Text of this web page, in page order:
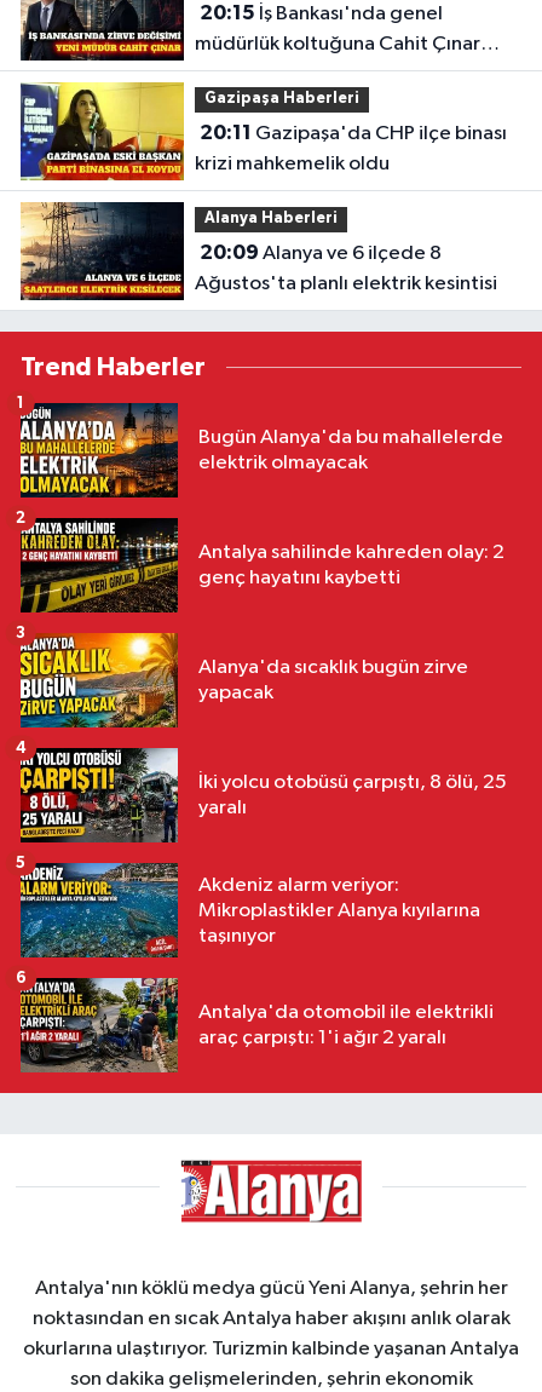
20:15
müdürlük koltuğuna Cahit Çınar
geçiyor
Gazipaşa Haberleri
20:11
krizi mahkemelik oldu
Alanya Haberleri
20:09
Ağustos'ta planlı elektrik kesintisi
Trend Haberler
Bugün Alanya'da bu mahallelerde
elektrik olmayacak
1
Antalya sahilinde kahreden olay: 2
genç hayatını kaybetti
2
Alanya'da sıcaklık bugün zirve
yapacak
3
İki yolcu otobüsü çarpıştı, 8 ölü, 25
yaralı
4
Akdeniz alarm veriyor:
Mikroplastikler Alanya kıyılarına
taşınıyor
5
Antalya'da otomobil ile elektrikli
araç çarpıştı: 1'i ağır 2 yaralı
6
Antalya'nın köklü medya gücü Yeni Alanya, şehrin her
noktasından en sıcak Antalya haber akışını anlık olarak
okurlarına ulaştırıyor. Turizmin kalbinde yaşanan Antalya
son dakika gelişmelerinden, şehrin ekonomik